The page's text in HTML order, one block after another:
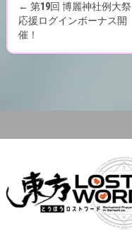
P
o
n
v
← 第19回 博麗神社例大祭
応援ログインボーナス開
催！